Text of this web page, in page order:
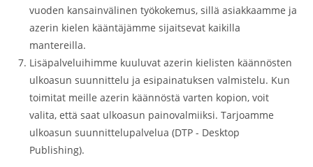
vuoden kansainvälinen työkokemus, sillä asiakkaamme ja
azerin kielen kääntäjämme sijaitsevat kaikilla
mantereilla.
Lisäpalveluihimme kuuluvat azerin kielisten käännösten
ulkoasun suunnittelu ja esipainatuksen valmistelu. Kun
toimitat meille azerin käännöstä varten kopion, voit
valita, että saat ulkoasun painovalmiiksi. Tarjoamme
ulkoasun suunnittelupalvelua (DTP - Desktop
Publishing).